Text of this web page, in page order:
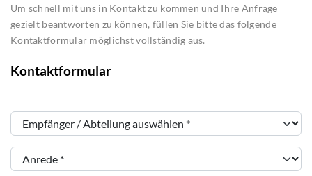
Um schnell mit uns in Kontakt zu kommen und Ihre Anfrage
gezielt beantworten zu können, füllen Sie bitte das folgende
Kontaktformular möglichst vollständig aus.
Kontaktformular